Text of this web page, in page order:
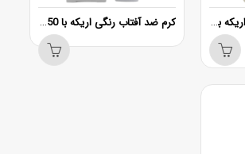
کرم ضد آفتاب بژ طبیعی اریکه با SPF50 کرم ضد آفتاب رنگی اریکه با SPF50